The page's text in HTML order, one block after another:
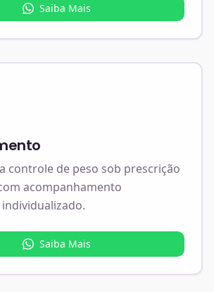
Saiba Mais
controle de peso sob prescrição
acompanhamento
Saiba Mais